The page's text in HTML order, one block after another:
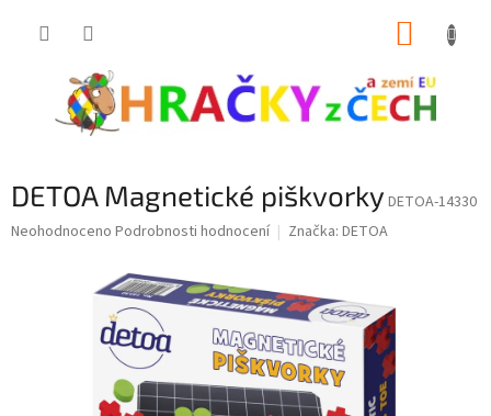
DETOA Magnetické piškvorky DETOA-14330
Průměrné
Neohodnoceno Podrobnosti hodnocení Značka: DETOA